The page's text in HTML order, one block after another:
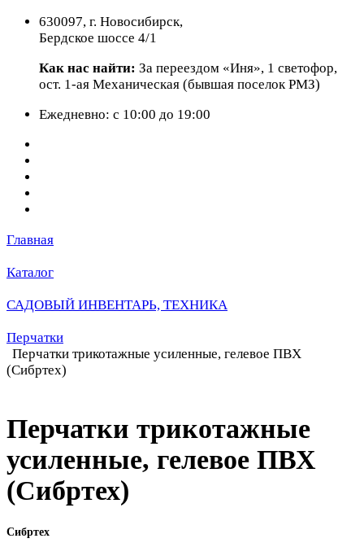
630097, г. Новосибирск,
Бердское шоссе 4/1
Как нас найти: За переездом «Иня», 1 светофор,
ост. 1-ая Механическая (бывшая поселок РМЗ)
Ежедневно: с 10:00 до 19:00
Главная
Каталог
САДОВЫЙ ИНВЕНТАРЬ, ТЕХНИКА
Перчатки
Перчатки трикотажные усиленные, гелевое ПВХ
(Сибртех)
Перчатки трикотажные
усиленные, гелевое ПВХ
(Сибртех)
Сибртех